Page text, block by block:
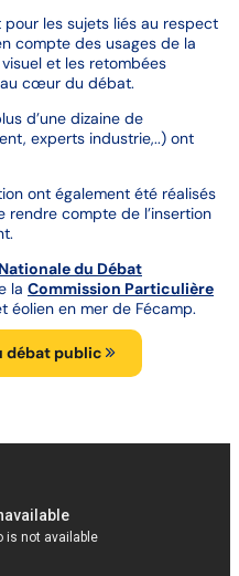
les sujets liés au respect
compte des usages de la
et les retombées
cœur du débat.
d’une dizaine de
experts industrie,..) ont
ont également été réalisés
compte de l’insertion
du Débat
la Commission Particulière
éolien en mer de Fécamp.
débat public